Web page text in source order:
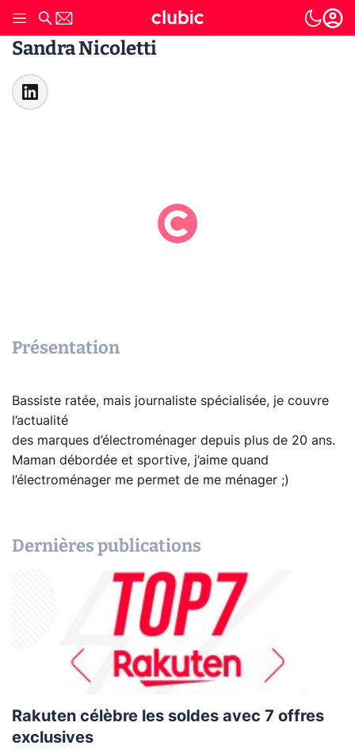
Sandra Nicoletti
Présentation
Bassiste ratée, mais journaliste spécialisée, je couvre
l’actualité
des marques d’électroménager depuis plus de 20 ans.
Maman débordée et sportive, j’aime quand
l’électroménager me permet de me ménager ;)
Dernières publications
Rakuten célèbre les soldes avec 7 offres
exclusives